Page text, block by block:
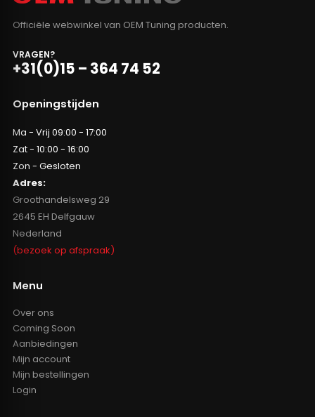
Officiële webwinkel van OEM Tuning producten.
VRAGEN?
+31(0)15 – 364 74 52
Openingstijden
Ma - Vrij 09:00 - 17:00
Zat - 10:00 - 16:00
Zon - Gesloten
Adres:
Groothandelsweg 29
2645 EH Delfgauw
Nederland
(bezoek op afspraak)
Menu
Over ons
Coming Soon
Aanbiedingen
Mijn account
Mijn bestellingen
Login